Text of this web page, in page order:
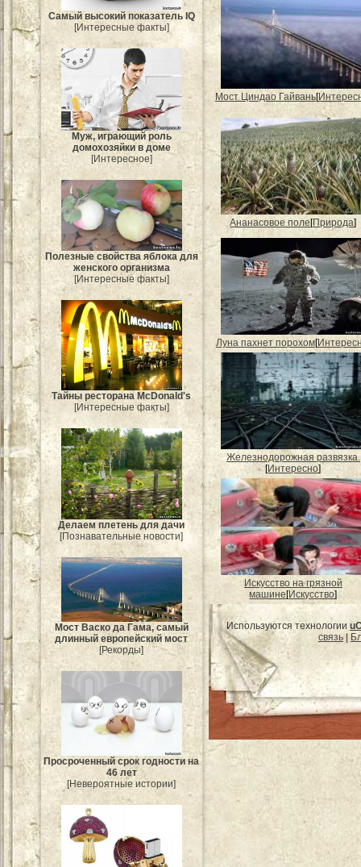
Самый высокий показатель IQ
[Интересные факты]
Муж, играющий роль
домохозяйки в доме
[Интересное]
Полезные свойства яблока для
женского организма
[Интересные факты]
Тайны ресторана McDonald's
[Интересные факты]
Делаем плетень для дачи
[Познавательные новости]
Мост Васко да Гама, самый
длинный европейский мост
[Рекорды]
Просроченный срок годности на
46 лет
[Невероятные истории]
Мост Циндао Гайвань[
Ананасовое поле [Природа]
Луна пахнет порохом[
Железнодорожная развязка.
[Интересно]
Искусство на грязной
машине [Искусство]
Используются технологии
связь